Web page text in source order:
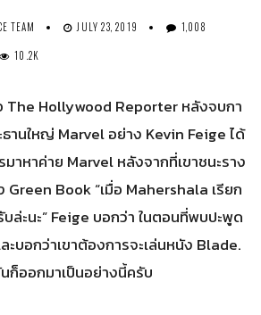
TEAM JULY 23, 2019
1,008
10.2K
Hollywood Reporter หลังจบกา
านใหญ่ Marvel อย่าง Kevin Feige ได้
มาหาค่าย Marvel หลังจากที่เขาชนะราง
Green Book “เมื่อ Mahershala เรียก
ะนะ” Feige บอกว่า ในตอนที่พบปะพูด
ะบอกว่าเขาต้องการจะเล่นหนัง Blade.
ก็ออกมาเป็นอย่างนี้ครับ